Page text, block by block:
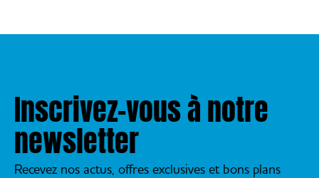
Inscrivez-vous à notre
newsletter
Recevez nos actus, offres exclusives et bons plans